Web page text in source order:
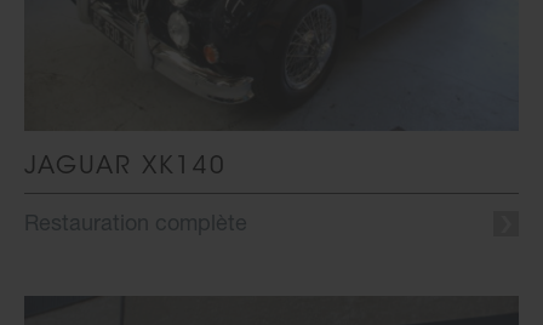
JAGUAR XK140
Restauration complète